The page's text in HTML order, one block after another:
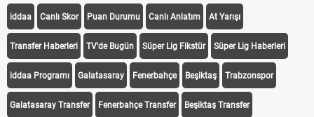
iddaa Canlı Skor Puan Durumu Canlı Anlatım At Yarışı
Transfer Haberleri TV'de Bugün Süper Lig Fikstür Süper Lig Haberleri
iddaa Programı Galatasaray Fenerbahçe Beşiktaş Trabzonspor
Galatasaray Transfer Fenerbahçe Transfer Beşiktaş Transfer